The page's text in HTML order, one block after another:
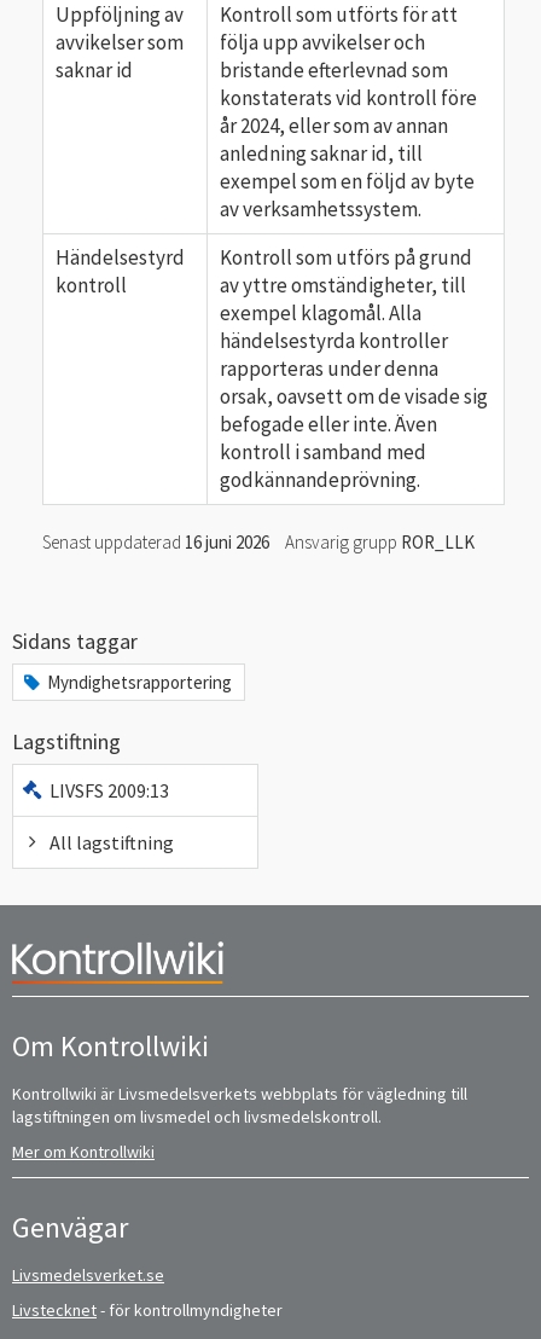
Uppföljning av
avvikelser som
saknar id
Kontroll som utförts för att
följa upp avvikelser och
bristande efterlevnad som
konstaterats vid kontroll före
år 2024, eller som av annan
anledning saknar id, till
exempel som en följd av byte
av verksamhetssystem.
Händelsestyrd
kontroll
Kontroll som utförs på grund
av yttre omständigheter, till
exempel klagomål. Alla
händelsestyrda kontroller
rapporteras under denna
orsak, oavsett om de visade sig
befogade eller inte. Även
kontroll i samband med
godkännandeprövning.
Senast uppdaterad 16 juni 2026 Ansvarig grupp ROR_LLK
Sidans taggar
Myndighetsrapportering
Lagstiftning
LIVSFS 2009:13
All lagstiftning
Om Kontrollwiki
Kontrollwiki är Livsmedelsverkets webbplats för vägledning till
lagstiftningen om livsmedel och livsmedelskontroll.
Mer om Kontrollwiki
Genvägar
Livsmedelsverket.se
Livstecknet- för kontrollmyndigheter